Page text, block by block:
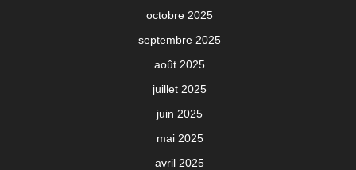
octobre 2025
septembre 2025
août 2025
juillet 2025
juin 2025
mai 2025
avril 2025